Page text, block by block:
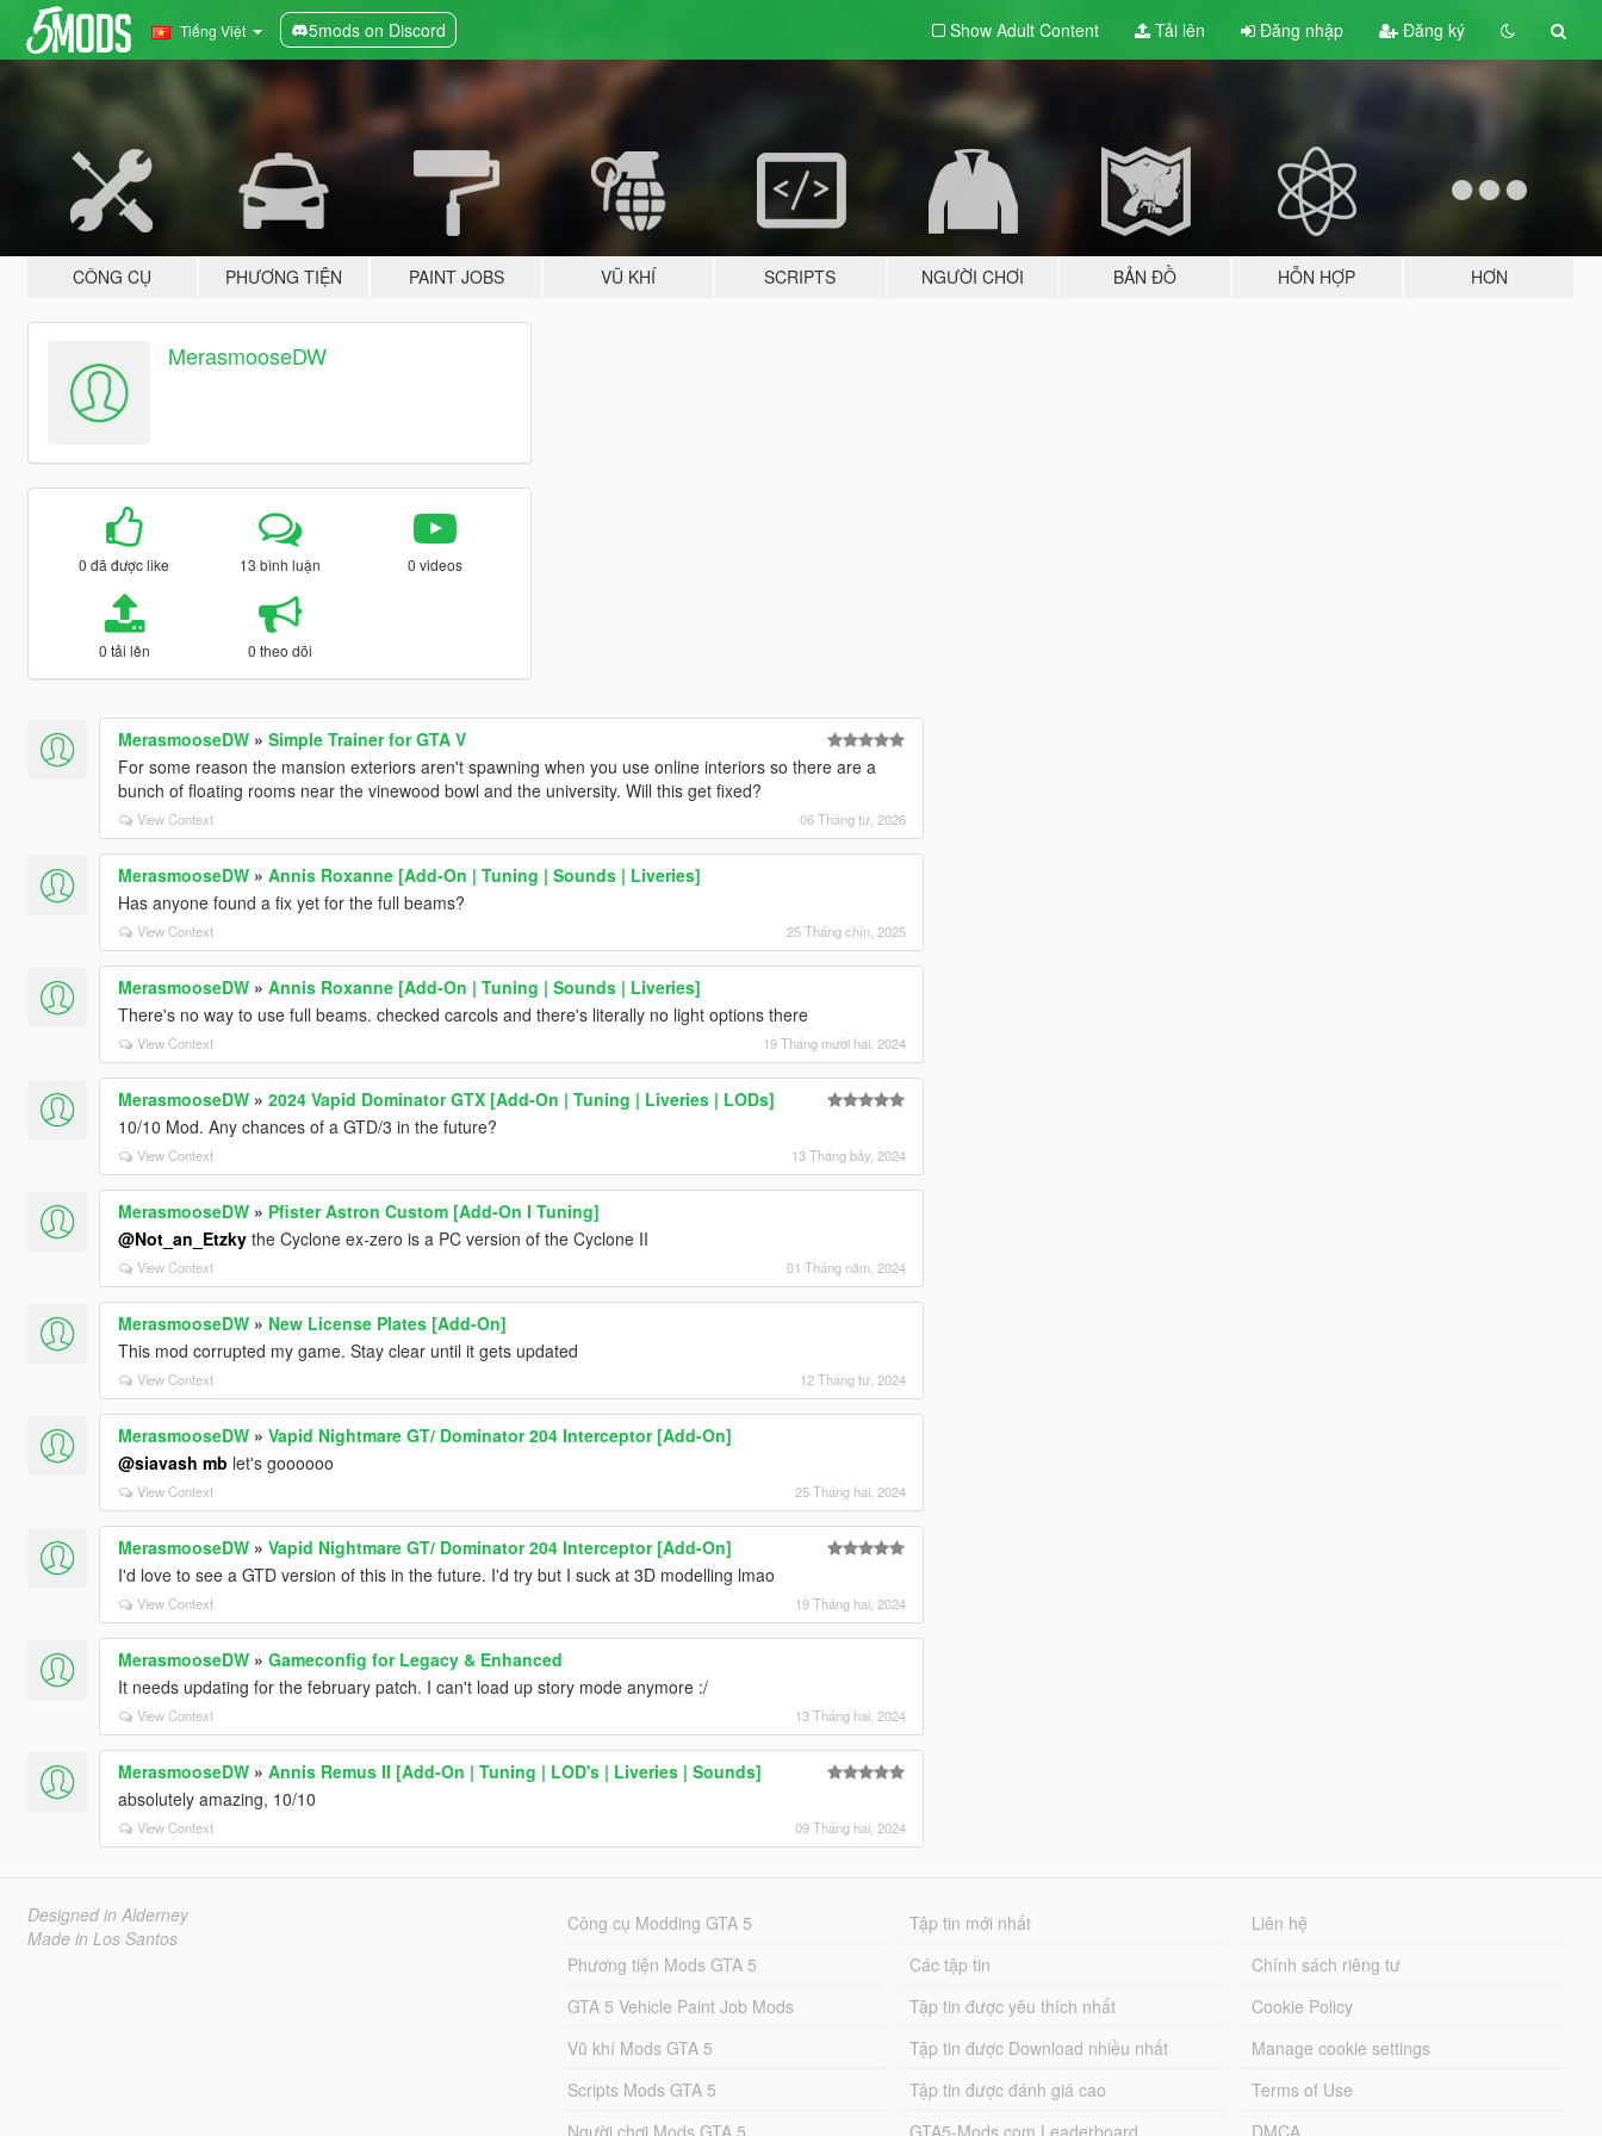
Tiếng Việt 5mods on Discord Show Adult Content Tải lên Đăng nhập Đăng ký
CÔNG CỤ PHƯƠNG TIỆN PAINT JOBS VŨ KHÍ SCRIPTS NGƯỜI CHƠI BẢN ĐỒ HỖN HỢP HƠN
MerasmooseDW
0 đã được like 13 bình luận 0 videos
0 tải lên 0 theo dõi
MerasmooseDW» Simple Trainer for GTA V
For some reason the mansion exteriors aren't spawning when you use online interiors so there are a
bunch of floating rooms near the vinewood bowl and the university. Will this get fixed?
View Context 06 Tháng tư, 2026
MerasmooseDW» Annis Roxanne [Add-On | Tuning | Sounds | Liveries]
Has anyone found a fix yet for the full beams?
View Context 25 Tháng chín, 2025
MerasmooseDW» Annis Roxanne [Add-On | Tuning | Sounds | Liveries]
There's no way to use full beams. checked carcols and there's literally no light options there
View Context 19 Tháng mười hai, 2024
MerasmooseDW» 2024 Vapid Dominator GTX [Add-On | Tuning | Liveries | LODs]
10/10 Mod. Any chances of a GTD/3 in the future?
View Context 13 Tháng bảy, 2024
MerasmooseDW» Pfister Astron Custom [Add-On I Tuning]
@Not_an_Etzkythe Cyclone ex-zero is a PC version of the Cyclone II
View Context 01 Tháng năm, 2024
MerasmooseDW» New License Plates [Add-On]
This mod corrupted my game. Stay clear until it gets updated
View Context 12 Tháng tư, 2024
MerasmooseDW» Vapid Nightmare GT/ Dominator 204 Interceptor [Add-On]
@siavash mb let's goooooo
View Context 25 Tháng hai, 2024
MerasmooseDW» Vapid Nightmare GT/ Dominator 204 Interceptor [Add-On]
I'd love to see a GTD version of this in the future. I'd try but I suck at 3D modelling lmao
View Context 19 Tháng hai, 2024
MerasmooseDW» Gameconfig for Legacy & Enhanced
It needs updating for the february patch. I can't load up story mode anymore :/
View Context 13 Tháng hai, 2024
MerasmooseDW» Annis Remus II [Add-On | Tuning | LOD's | Liveries | Sounds]
absolutely amazing, 10/10
View Context 09 Tháng hai, 2024
Designed in Alderney
Made in Los Santos
Công cụ Modding GTA 5
Phương tiện Mods GTA 5
GTA 5 Vehicle Paint Job Mods
Vũ khí Mods GTA 5
Scripts Mods GTA 5
Người chơi Mods GTA 5
Tập tin mới nhất
Các tập tin
Tập tin được yêu thích nhất
Tập tin được Download nhiều nhất
Tập tin được đánh giá cao
GTA5-Mods.com Leaderboard
Liên hệ
Chính sách riêng tư
Cookie Policy
Manage cookie settings
Terms of Use
DMCA